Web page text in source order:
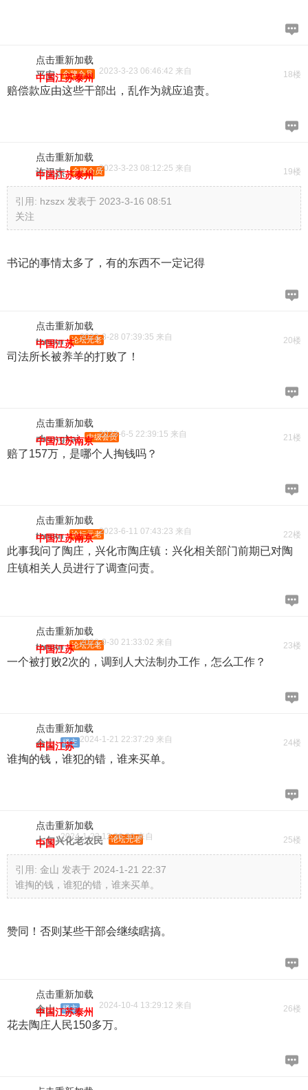
点击重新加载
18楼
平安 金牌会员 2023-3-23 06:46:42 来自
中国江苏泰州
赔偿款应由这些干部出，乱作为就应追责。
点击重新加载
19楼
许汉杰 金牌会员2023-3-23 08:12:25 来自
中国江苏泰州
引用: hzszx 发表于 2023-3-16 08:51
关注
书记的事情太多了，有的东西不一定记得
点击重新加载
20楼
tzman 论坛元老
2023-3-28 07:39:35 来自
中国江苏
司法所长被养羊的打败了！
点击重新加载
21楼
zhongkai 中级会员
2023-6-5 22:39:15 来自
中国江苏南京
赔了157万，是哪个人掏钱吗？
点击重新加载
22楼
tzman 论坛元老2023-6-11 07:43:23 来自
中国江苏南京
此事我问了陶庄，兴化市陶庄镇：兴化相关部门前期已对陶
庄镇相关人员进行了调查问责。
点击重新加载
23楼
tzman 论坛元老
2023-9-30 21:33:02 来自
中国江苏
一个被打败2次的，调到人大法制办工作，怎么工作？
点击重新加载
24楼
金山 楼主 2024-1-21 22:37:29 来自
中国江苏
谁掏的钱，谁犯的错，谁来买单。
点击重新加载
25楼
七旬兴化老农民 论坛元老
2024-1-22 12:36:30 来自
中国
引用: 金山 发表于 2024-1-21 22:37
谁掏的钱，谁犯的错，谁来买单。
赞同！否则某些干部会继续瞎搞。
点击重新加载
26楼
金山 楼主 2024-10-4 13:29:12 来自
中国江苏泰州
花去陶庄人民150多万。